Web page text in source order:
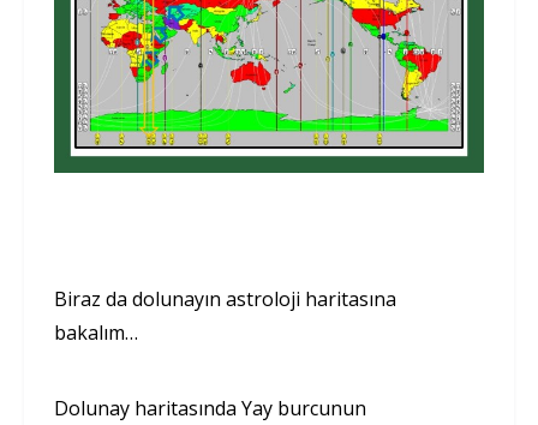
Biraz da dolunayın astroloji haritasına
bakalım…
Dolunay haritasında Yay burcunun